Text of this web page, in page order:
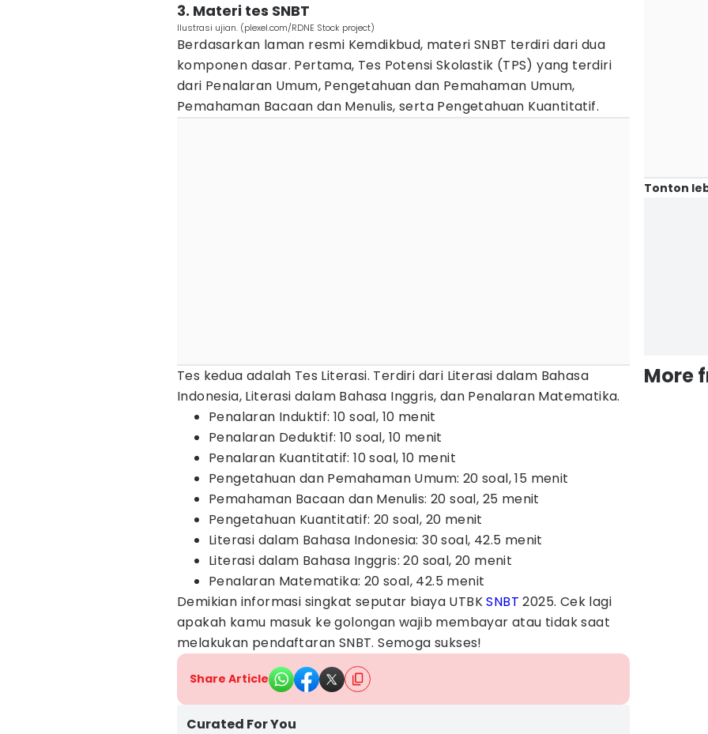
3. Materi tes SNBT
Ilustrasi ujian. (plexel.com/RDNE Stock project)
Berdasarkan laman resmi Kemdikbud, materi SNBT terdiri dari dua
komponen dasar. Pertama, Tes Potensi Skolastik (TPS) yang terdiri
dari Penalaran Umum, Pengetahuan dan Pemahaman Umum,
Pemahaman Bacaan dan Menulis, serta Pengetahuan Kuantitatif.
Tes kedua adalah Tes Literasi. Terdiri dari Literasi dalam Bahasa
Indonesia, Literasi dalam Bahasa Inggris, dan Penalaran Matematika.
Penalaran Induktif: 10 soal, 10 menit
Penalaran Deduktif: 10 soal, 10 menit
Penalaran Kuantitatif: 10 soal, 10 menit
Pengetahuan dan Pemahaman Umum: 20 soal, 15 menit
Pemahaman Bacaan dan Menulis: 20 soal, 25 menit
Pengetahuan Kuantitatif: 20 soal, 20 menit
Literasi dalam Bahasa Indonesia: 30 soal, 42.5 menit
Literasi dalam Bahasa Inggris: 20 soal, 20 menit
Penalaran Matematika: 20 soal, 42.5 menit
Demikian informasi singkat seputar biaya UTBKSNBT 2025. Cek lagi
apakah kamu masuk ke golongan wajib membayar atau tidak saat
melakukan pendaftaran SNBT. Semoga sukses!
Share Article
Curated For You
Tonton
More